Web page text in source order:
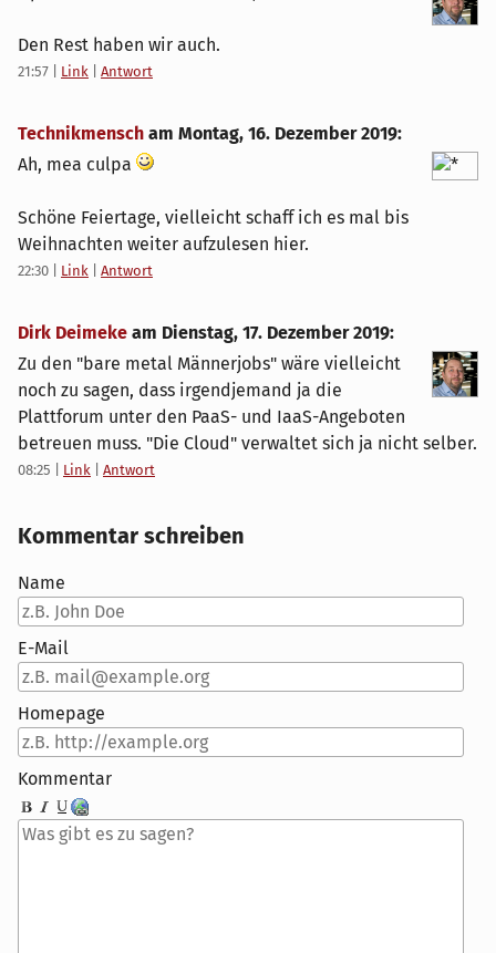
Den Rest haben wir auch.
21:57 Link Antwort
Technikmensch am Montag, 16. Dezember 2019:
Ah, mea culpa
Schöne Feiertage, vielleicht schaff ich es mal bis
Weihnachten weiter aufzulesen hier.
22:30 Link Antwort
Dirk Deimeke am Dienstag, 17. Dezember 2019:
Zu den "bare metal Männerjobs" wäre vielleicht
noch zu sagen, dass irgendjemand ja die
Plattforum unter den PaaS- und IaaS-Angeboten
betreuen muss. "Die Cloud" verwaltet sich ja nicht selber.
08:25 Link Antwort
Kommentar schreiben
Name
E-Mail
Homepage
Kommentar